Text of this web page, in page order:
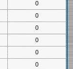
0
0
0
0
0
0